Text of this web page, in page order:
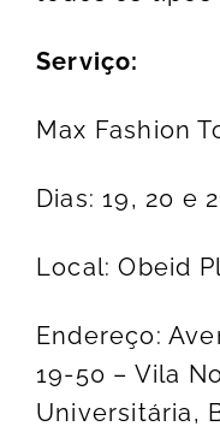
Serviço:
Max Fashion
Dias: 19, 20 e
Local: Obeid
Endereço:
19-50 – Vila
Universitária,